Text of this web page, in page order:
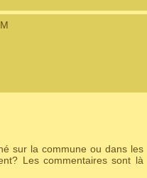
sur la commune ou dans les
Les commentaires sont là